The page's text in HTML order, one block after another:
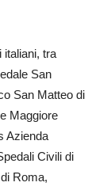
italiani, tra
San
San Matteo di
Maggiore
Azienda
Civili di
Roma,